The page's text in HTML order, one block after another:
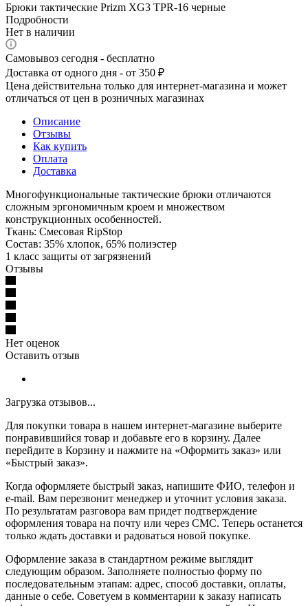
Брюки тактические Prizm XG3 TPR-16 черные
Подробности
Нет в наличии
Самовывоз сегодня - бесплатно
Доставка от одного дня - от 350 ₽
Цена действительна только для интернет-магазина и может
отличаться от цен в розничных магазинах
Описание
Отзывы
Как купить
Оплата
Доставка
Многофункциональные тактические брюки отличаются
сложным эргономичным кроем и множеством
конструкционных особенностей.
Ткань: Смесовая RipStop
Состав: 35% хлопок, 65% полиэстер
1 класс защиты от загрязнений
Отзывы
Нет оценок
Оставить отзыв
Загрузка отзывов...
Для покупки товара в нашем интернет-магазине выберите
понравившийся товар и добавьте его в корзину. Далее
перейдите в Корзину и нажмите на «Оформить заказ» или
«Быстрый заказ».
Когда оформляете быстрый заказ, напишите ФИО, телефон и
e-mail. Вам перезвонит менеджер и уточнит условия заказа.
По результатам разговора вам придет подтверждение
оформления товара на почту или через СМС. Теперь останется
только ждать доставки и радоваться новой покупке.
Оформление заказа в стандартном режиме выглядит
следующим образом. Заполняете полностью форму по
последовательным этапам: адрес, способ доставки, оплаты,
данные о себе. Советуем в комментарии к заказу написать